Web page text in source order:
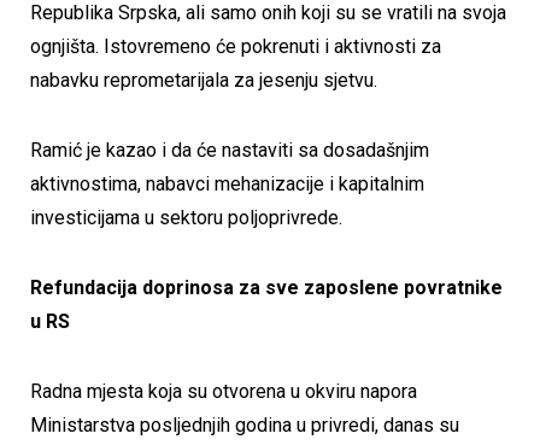
Republika Srpska, ali samo onih koji su se vratili na svoja
ognjišta. Istovremeno će pokrenuti i aktivnosti za
nabavku reprometarijala za jesenju sjetvu.
Ramić je kazao i da će nastaviti sa dosadašnjim
aktivnostima, nabavci mehanizacije i kapitalnim
investicijama u sektoru poljoprivrede.
Refundacija doprinosa za sve zaposlene povratnike
u RS
Radna mjesta koja su otvorena u okviru napora
Ministarstva posljednjih godina u privredi, danas su